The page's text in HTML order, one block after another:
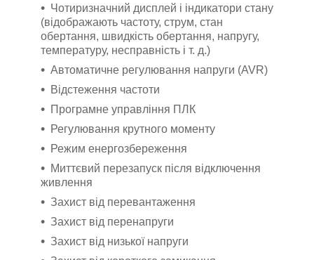
Чотиризначний дисплей і індикатори стану
(відображають частоту, струм, стан
обертання, швидкість обертання, напругу,
температуру, несправність і т. д.)
Автоматичне регулювання напруги (AVR)
Відстеження частоти
Програмне управління ПЛК
Регулювання крутного моменту
Режим енергозбереження
Миттєвий перезапуск після відключення
живлення
Захист від перевантаження
Захист від перенапруги
Захист від низької напруги